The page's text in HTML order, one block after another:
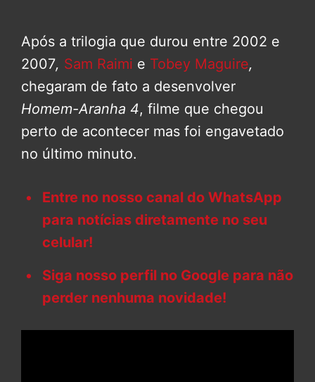
Após a trilogia que durou entre 2002 e
2007, Sam Raimi e Tobey Maguire,
chegaram de fato a desenvolver
Homem-Aranha 4, filme que chegou
perto de acontecer mas foi engavetado
no último minuto.
Entre no nosso canal do WhatsApp
para notícias diretamente no seu
celular!
Siga nosso perfil no Google para não
perder nenhuma novidade!